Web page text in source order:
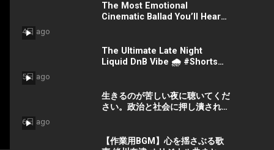
The Most Emotional
Cinematic Ballad You’ll Hear
#EmotionalVibes #Piano
4日 ago
The Ultimate Late Night
Liquid DnB Vibe 🌧️ #Shorts
5日 ago
生きるのが苦しい夜に聴いてくだ
さい。政治と社会に押し潰された
6日 ago
【作業用BGM】心を揺さぶる歌